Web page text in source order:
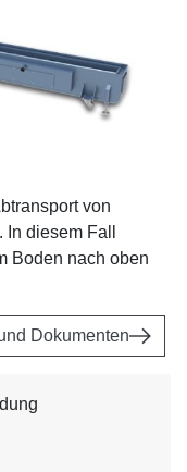
von
diesem Fall
Boden nach oben
Dokumenten